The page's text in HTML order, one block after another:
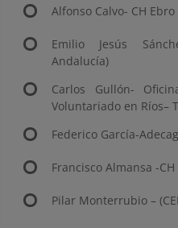
Alfonso Calvo- CH Ebro
Emilio Jesús
Andalucía)
Carlos Gullón-
Voluntariado en Ríos–
Federico García-
Francisco Almansa -CH
Pilar Monterrubio –